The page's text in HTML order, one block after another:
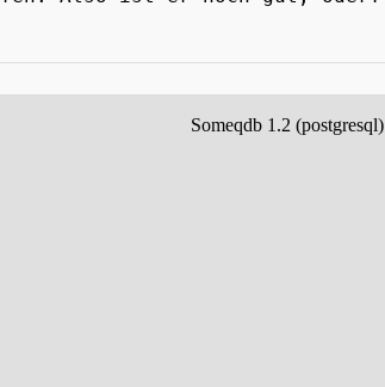
Someqdb 1.2 (postgresql)